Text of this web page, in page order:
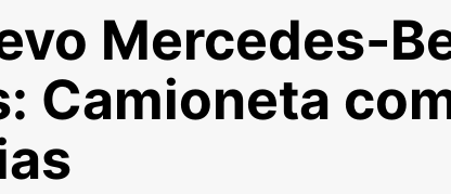
Mercedes-
Camioneta